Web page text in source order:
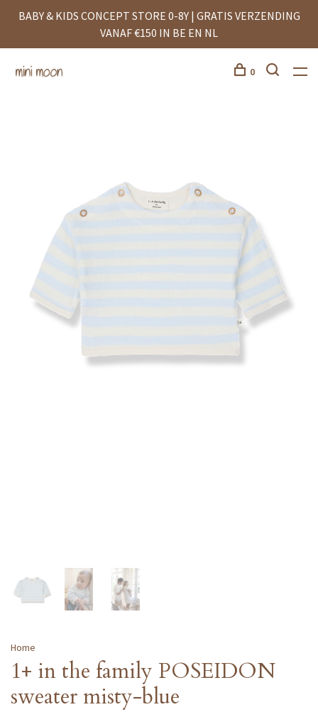
BABY & KIDS CONCEPT STORE 0-8Y | GRATIS VERZENDING
VANAF €150 IN BE EN NL
0
Home
1+ in the family POSEIDON
sweater misty-blue